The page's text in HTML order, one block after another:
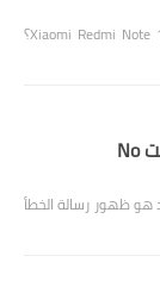
وصف قصير للمقال: تعاني من مشكلة الشحن في Xiaomi Redmi Note 13 Pro؟
حل مشكلة لا يوجد اتصال بالانترنت No
هو ظهور رسالة الخطأ